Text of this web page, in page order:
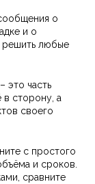
о
и о
любые
это часть
в сторону, а
своего
с простого
и сроков.
сравните